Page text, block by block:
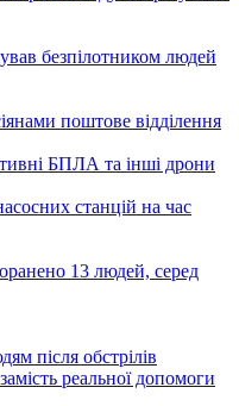
безпілотником людей
поштове відділення
БПЛА та інші дрони
станцій на час
13 людей, серед
після обстрілів
реальної допомоги